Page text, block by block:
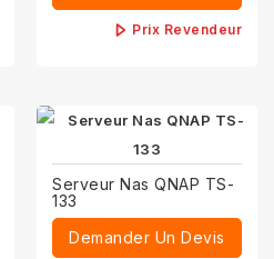
Prix Revendeur
Serveur Nas QNAP TS-
133
Demander Un Devis